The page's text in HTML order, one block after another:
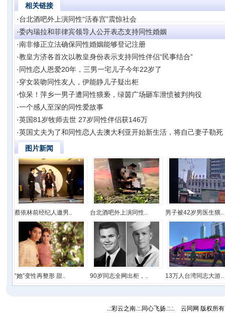
相关链接
·台北酒吧外上演同性“活春宫”震惊社会
·委内瑞拉和菲律宾领导人公开表态支持同性婚姻
·南非修正立法确保同性婚姻能够登记注册
·教皇方济各首次以教皇身份表示支持同性伴侣“民事结合”
·同性恋人恩爱20年，三男一宅儿子今年22岁了
·穿女装吻同性友人，伊能静儿子疑出柜
·惊呆！萍乡一男子遭同性猥亵，绿茵广场砸车泄愤被判拘役
·一个感人至深的同性爱故事
·英国81岁牧师去世 27岁同性伴侣获146万
·英国丈夫为了和同性恋人去澳大利亚开始新生活，将自己妻子勒死
图片新闻
蔡依林前经纪人邀男.. 台北酒吧外上演同性.. 男子被42岁男医生猥..
“她”变性再整形 甜.. 90岁同志全网出柜，.. 13万人台湾同志大游..
..:彩云之南.::.同心飞扬.::.:. 云同网 版权所